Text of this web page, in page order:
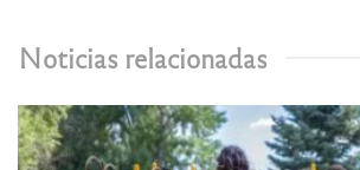
Noticias relacionadas